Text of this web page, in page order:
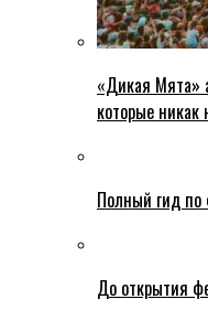
«Дикая Мята»
которые никак
Полный гид
До открытия